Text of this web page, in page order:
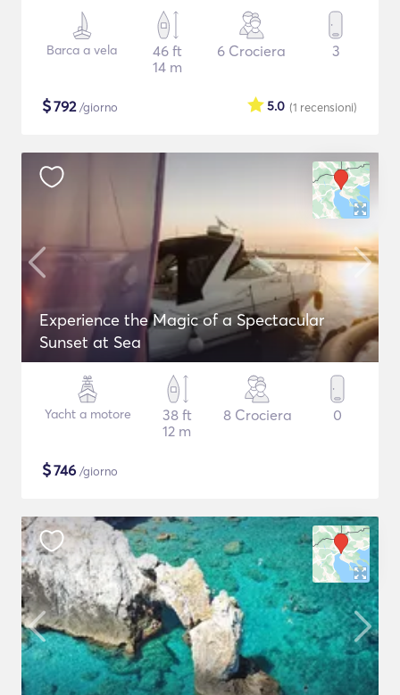
Barca a vela
46 ft
14 m
6 Crociera 3
$792/giorno (1 recensioni)
5.0
Experience the Magic of a Spectacular
Sunset at Sea
Yacht a motore
38 ft
12 m
8 Crociera 0
$746 /giorno